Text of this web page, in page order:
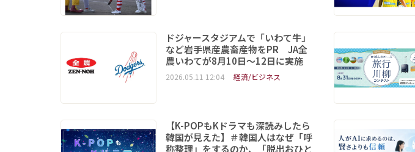
ドジャースタジアムで「いわて牛」
など岩手県産農畜産物をPR JA全
農いわてが8月10日～12日に実施
2026.05.11 12:04 経済/ビジネス
【K-POPもKドラマも深読みしたら
韓国が見えた】＃韓国人はなぜ「呼
称整理」をするのか、「脱出おひと